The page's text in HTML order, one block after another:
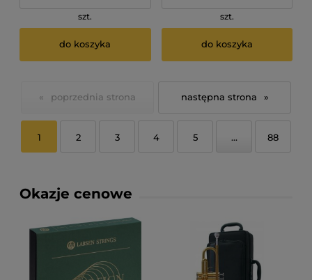
szt.
do koszyka
szt.
do koszyka
«
1 2 3 4 5 ... 88
»
Okazje cenowe